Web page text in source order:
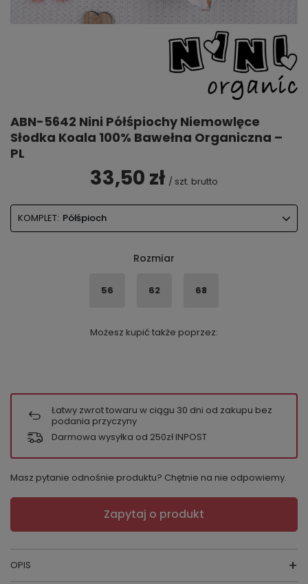
ABN-5642 Nini Półśpiochy Niemowlęce
Słodka Koala 100% Bawełna Organiczna –
PL
33,50 zł / szt. brutto
KOMPLET: Półśpioch
Rozmiar
56 62 68
Możesz kupić także poprzez:
Łatwy zwrot towaru w ciągu 30 dni od zakupu bez
podania przyczyny
Darmowa wysyłka od 250zł INPOST
Masz pytanie odnośnie produktu? Chętnie na nie odpowiemy.
Zapytaj o produkt
OPIS